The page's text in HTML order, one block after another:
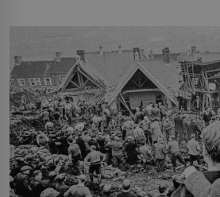
sídlil sériový vrah H. H. Holmes a
past na lidi v dějinách americké
Webster Mudgett (1861–1896)